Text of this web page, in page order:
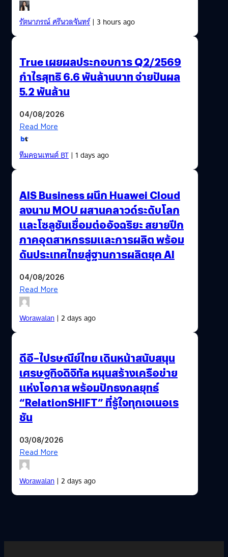
รัตนาภรณ์ ศรีนวลจันทร์| 3 hours ago
True เผยผลประกอบการ Q2/2569
กำไรสุทธิ 6.6 พันล้านบาท จ่ายปันผล
5.2 พันล้าน
04/08/2026
Read More
ทีมคอนเทนต์ BT| 1 days ago
AIS Business ผนึก Huawei Cloud
ลงนาม MOU ผสานคลาวด์ระดับโลก
และโซลูชันเชื่อมต่ออัจฉริยะ สยายปีก
ภาคอุตสาหกรรมและการผลิต พร้อม
ดันประเทศไทยสู่ฐานการผลิตยุค AI
04/08/2026
Read More
Worawalan| 2 days ago
ดีอี–ไปรษณีย์ไทย เดินหน้าสนับสนุน
เศรษฐกิจดิจิทัล หนุนสร้างเครือข่าย
แห่งโอกาส พร้อมปักธงกลยุทธ์
“RelationSHIFT” ที่รู้ใจทุกเจเนอเร
ชัน
03/08/2026
Read More
Worawalan| 2 days ago